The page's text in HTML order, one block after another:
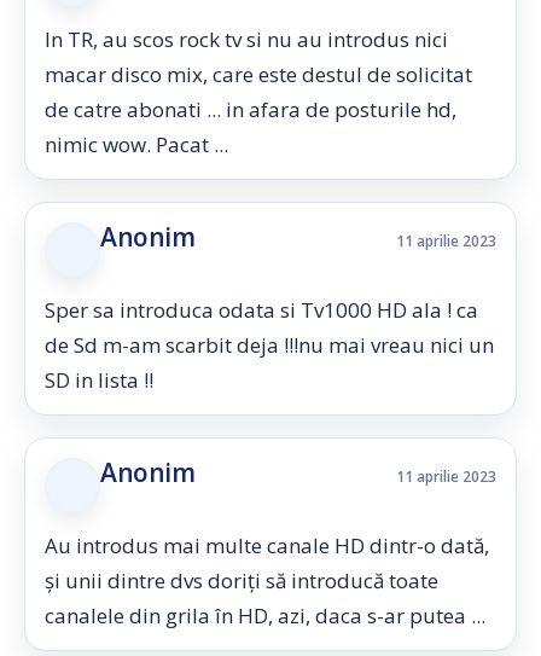
In TR, au scos rock tv si nu au introdus nici
macar disco mix, care este destul de solicitat
de catre abonati ... in afara de posturile hd,
nimic wow. Pacat ...
Anonim 11 aprilie 2023
Sper sa introduca odata si Tv1000 HD ala ! ca
de Sd m-am scarbit deja !!!nu mai vreau nici un
SD in lista !!
Anonim 11 aprilie 2023
Au introdus mai multe canale HD dintr-o dată,
și unii dintre dvs doriți să introducă toate
canalele din grila în HD, azi, daca s-ar putea ...